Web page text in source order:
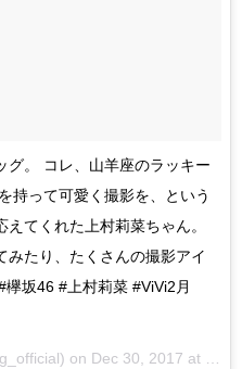
グ。 コレ、山羊座のラッキー
持って可愛く撮影を、という
てくれた上村莉菜ちゃん。
みたり、たくさんの撮影アイ
坂46 #上村莉菜 #ViVi2月
on Dec 30, 2017 at 3:02am PST